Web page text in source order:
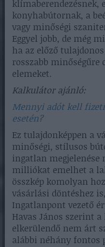
klímaberendezésnek,
konyhabútornak, a
vagy minőségi
Eggyel jobb, de még
ha az előző
rosszabb
elemeket.
Kalkulátor ajánló:
Mennyi adót kell
esetén?
Ez tulajdonképpen a
minőségi, stílusos
ingatlan megjelenése
milliókat emelhet a
összkép komolyan
vásárlási döntéshez
Ingatlanpont vezető
Havas János szerint
elkerülendő nem árt
alábbi néhány fontos